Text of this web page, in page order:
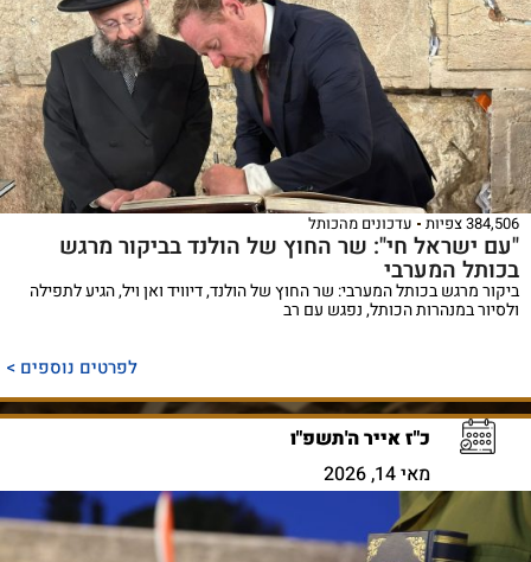
384,506 צפיות עדכונים מהכותל
"עם ישראל חי": שר החוץ של הולנד בביקור מרגש
בכותל המערבי
ביקור מרגש בכותל המערבי: שר החוץ של הולנד, דיוויד ואן ויל, הגיע לתפילה
ולסיור במנהרות הכותל, נפגש עם רב
לפרטים נוספים >
כ"ז אייר ה'תשפ"ו
מאי 14, 2026